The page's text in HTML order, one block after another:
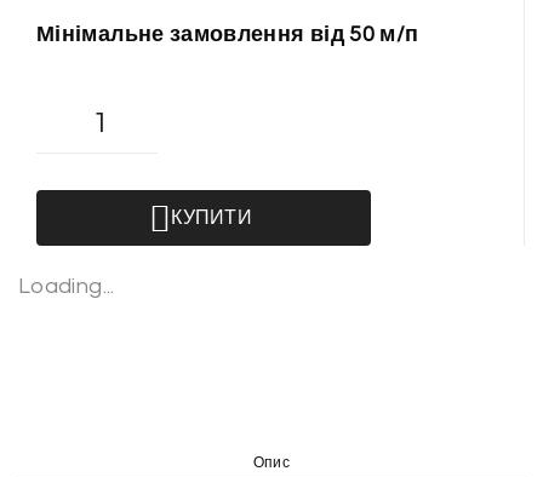
Мінімальне замовлення від 50 м/п
с
КУПИТИ
Loading...
Опис